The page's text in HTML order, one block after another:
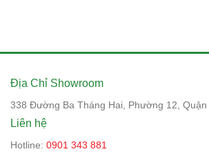
Địa Chỉ Showroom
338 Đường Ba Tháng Hai, Phường 12, Quận
Liên hệ
Hotline: 0901 343 881